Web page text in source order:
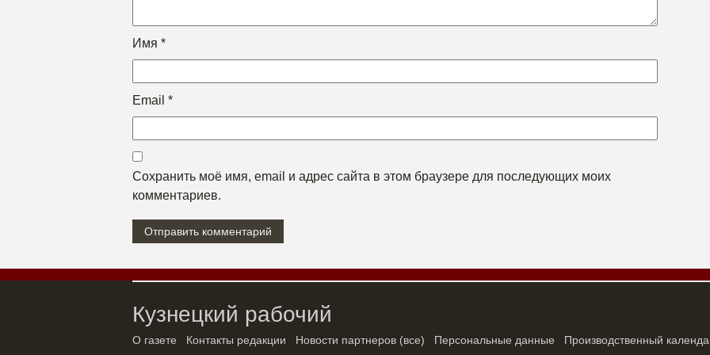
Имя *
Email *
Сохранить моё имя, email и адрес сайта в этом браузере для последующих моих
комментариев.
Кузнецкий рабочий
О газете Контакты редакции Новости партнеров (все) Персональные данные Производственный